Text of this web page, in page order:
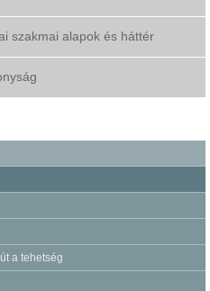
szakmai alapok és háttér
a tehetség